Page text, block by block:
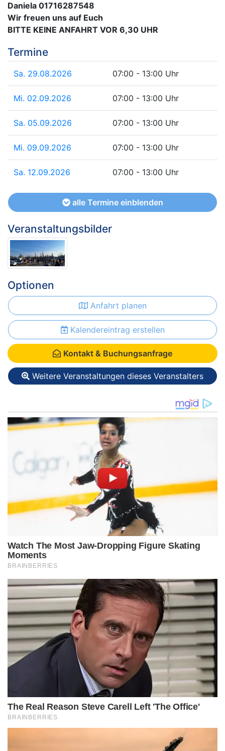
Daniela 01716287548
Wir freuen uns auf Euch
BITTE KEINE ANFAHRT VOR 6,30 UHR
Termine
Sa. 29.08.2026 07:00 - 13:00 Uhr
Mi. 02.09.2026 07:00 - 13:00 Uhr
Sa. 05.09.2026 07:00 - 13:00 Uhr
Mi. 09.09.2026 07:00 - 13:00 Uhr
Sa. 12.09.2026 07:00 - 13:00 Uhr
alle Termine einblenden
Veranstaltungsbilder
Optionen
Anfahrt planen
Kalendereintrag erstellen
Kontakt & Buchungsanfrage
Weitere Veranstaltungen dieses Veranstalters